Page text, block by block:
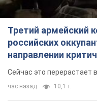
Третий армейский
российских
направлении
удалось
Сейчас это перерастает
час назад 10,1 т.